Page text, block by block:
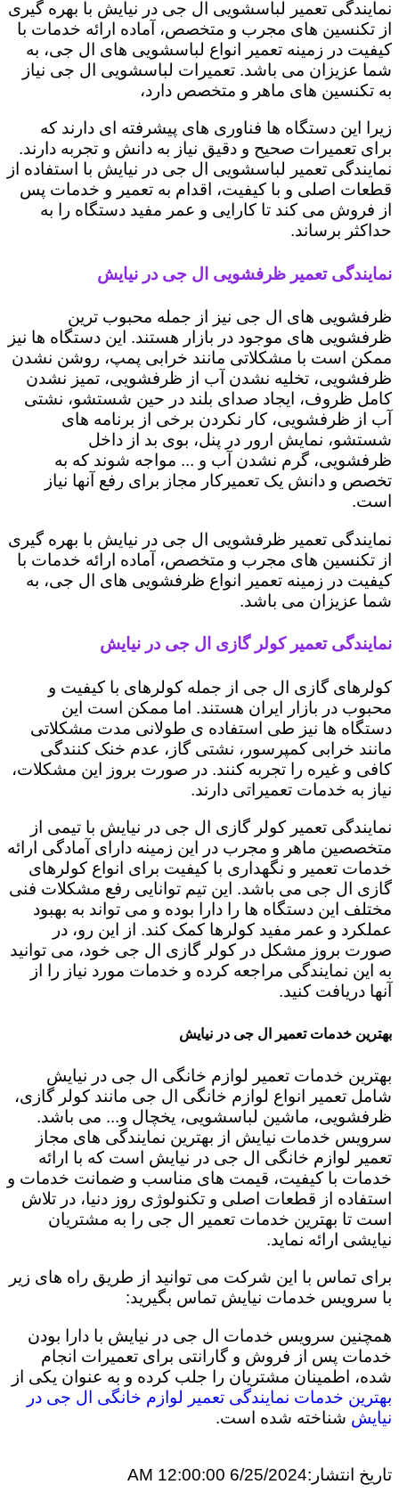
نمایندگی تعمیر لباسشویی ال جی در نیایش با بهره گیری
از تکنسین های مجرب و متخصص، آماده ارائه خدمات با
کیفیت در زمینه تعمیر انواع لباسشویی های ال جی، به
شما عزیزان می باشد. تعمیرات لباسشویی ال جی نیاز
به تکنسین های ماهر و متخصص دارد،
زیرا این دستگاه ها فناوری های پیشرفته ای دارند که
برای تعمیرات صحیح و دقیق نیاز به دانش و تجربه دارند.
نمایندگی تعمیر لباسشویی ال جی در نیایش با استفاده از
قطعات اصلی و با کیفیت، اقدام به تعمیر و خدمات پس
از فروش می کند تا کارایی و عمر مفید دستگاه را به
حداکثر برساند.
نمایندگی تعمیر ظرفشویی ال جی در نیایش
ظرفشویی های ال جی نیز از جمله محبوب ترین
ظرفشویی های موجود در بازار هستند. این دستگاه ها نیز
ممکن است با مشکلاتی مانند خرابی پمپ، روشن نشدن
ظرفشویی، تخلیه نشدن آب از ظرفشویی، تمیز نشدن
کامل ظروف، ایجاد صدای بلند در حین شستشو، نشتی
آب از ظرفشویی، کار نکردن برخی از برنامه های
شستشو، نمایش ارور در پنل، بوی بد از داخل
ظرفشویی، گرم نشدن آب و ... مواجه شوند که به
تخصص و دانش یک تعمیرکار مجاز برای رفع آنها نیاز
است.
نمایندگی تعمیر ظرفشویی ال جی در نیایش با بهره گیری
از تکنسین های مجرب و متخصص، آماده ارائه خدمات با
کیفیت در زمینه تعمیر انواع ظرفشویی های ال جی، به
شما عزیزان می باشد.
نمایندگی تعمیر کولر گازی ال جی در نیایش
کولرهای گازی ال جی از جمله کولرهای با کیفیت و
محبوب در بازار ایران هستند. اما ممکن است این
دستگاه ها نیز طی استفاده ی طولانی مدت مشکلاتی
مانند خرابی کمپرسور، نشتی گاز، عدم خنک کنندگی
کافی و غیره را تجربه کنند. در صورت بروز این مشکلات،
نیاز به خدمات تعمیراتی دارند.
نمایندگی تعمیر کولر گازی ال جی در نیایش با تیمی از
متخصصین ماهر و مجرب در این زمینه دارای آمادگی ارائه
خدمات تعمیر و نگهداری با کیفیت برای انواع کولرهای
گازی ال جی می باشد. این تیم توانایی رفع مشکلات فنی
مختلف این دستگاه ها را دارا بوده و می تواند به بهبود
عملکرد و عمر مفید کولرها کمک کند. از این رو، در
صورت بروز مشکل در کولر گازی ال جی خود، می توانید
به این نمایندگی مراجعه کرده و خدمات مورد نیاز را از
آنها دریافت کنید.
بهترین خدمات تعمیر ال جی در نیایش
بهترین خدمات تعمیر لوازم خانگی ال جی در نیایش
شامل تعمیر انواع لوازم خانگی ال جی مانند کولر گازی،
ظرفشویی، ماشین لباسشویی، یخچال و... می باشد.
سرویس خدمات نیایش از بهترین نمایندگی های مجاز
تعمیر لوازم خانگی ال جی در نیایش است که با ارائه
خدمات با کیفیت، قیمت های مناسب و ضمانت خدمات و
استفاده از قطعات اصلی و تکنولوژی روز دنیا، در تلاش
است تا بهترین خدمات تعمیر ال جی را به مشتریان
نیایشی ارائه نماید.
برای تماس با این شرکت می توانید از طریق راه های زیر
با سرویس خدمات نیایش تماس بگیرید:
همچنین سرویس خدمات ال جی در نیایش با دارا بودن
خدمات پس از فروش و گارانتی برای تعمیرات انجام
شده، اطمینان مشتریان را جلب کرده و به عنوان یکی از
بهترین خدمات نمایندگی تعمیر لوازم خانگی ال جی در
نیایش شناخته شده است.
تاریخ انتشار:6/25/2024 12:00:00 AM